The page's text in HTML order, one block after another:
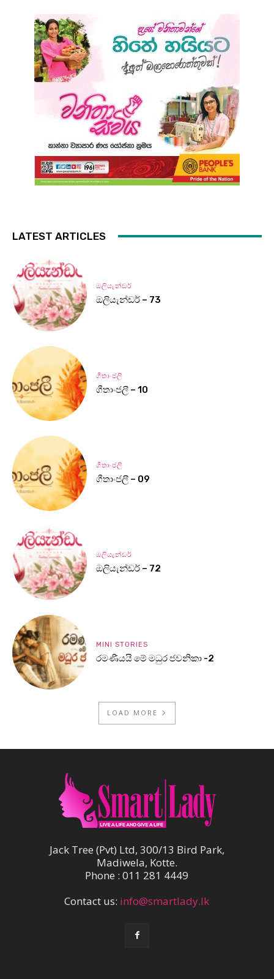
LATEST ARTICLES
ඔලියැන්ඩර්
ඔලියැන්ඩර් – 73
ගීතාංජලී
ගීතාංජලී – 10
ගීතාංජලී
ගීතාංජලී – 09
ඔලියැන්ඩර්
ඔලියැන්ඩර් – 72
MINI STORIES
රමණීයයි මේ මධුර ජවනිකා -2
LOAD MORE
Jack Tree (Pvt) Ltd, 300/13 Bird Park,
Madiwela, Kotte.
Phone : 011 281 4449
Contact us: info@smartlady.lk